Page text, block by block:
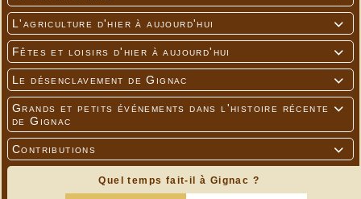

L'agriculture d'hier à aujourd'hui

Fêtes et loisirs d'hier à aujourd'hui

Le désenclavement de Gignac

Grands et petits événements dans l'histoire récente
de Gignac

Contributions
Quel temps fait-il à Gignac ?